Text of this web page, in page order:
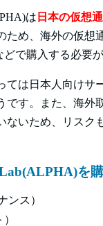
は 日本の仮想
ため、海外の仮想
で購入する必要が
ては日本人向けサ
です。また、海外
ないため、リスク
を購
ンス）